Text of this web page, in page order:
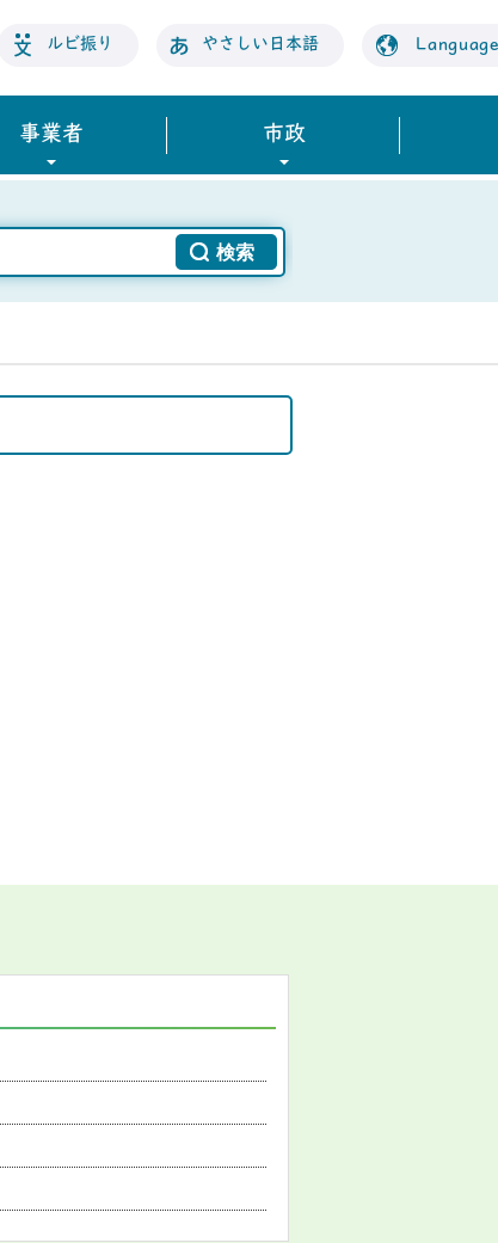
ルビ振り やさしい日本語 Language
事業者 市政